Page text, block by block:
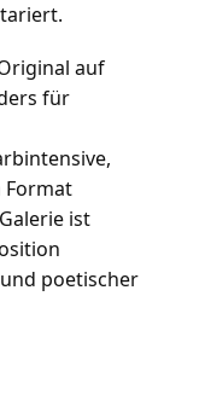
auf
für
Format
ist
poetischer